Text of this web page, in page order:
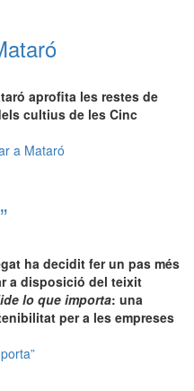
aprofita les restes de
cultius de les Cinc
a Mataró
ha decidit fer un pas més
a disposició del teixit
lo que importa: una
per a les empreses